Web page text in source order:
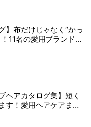
】布だけじゃなく“かっ
11名の愛用ブランド
ヘアカタログ集】短く
す！愛用ヘアケアまで